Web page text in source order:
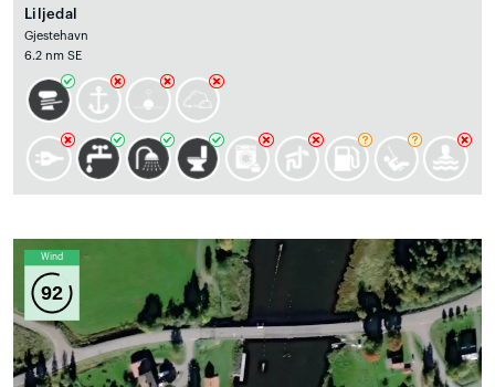
Liljedal
Gjestehavn
6.2 nm SE
Wind
92